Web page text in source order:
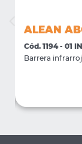
ALEAN
Cód. 1194 - 01
Barrera